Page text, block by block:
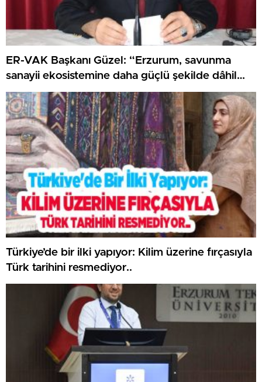
ER-VAK Başkanı Güzel: “Erzurum, savunma
sanayii ekosistemine daha güçlü şekilde dâhil
edilmeli”..
Türkiye’de bir ilki yapıyor: Kilim üzerine fırçasıyla
Türk tarihini resmediyor..